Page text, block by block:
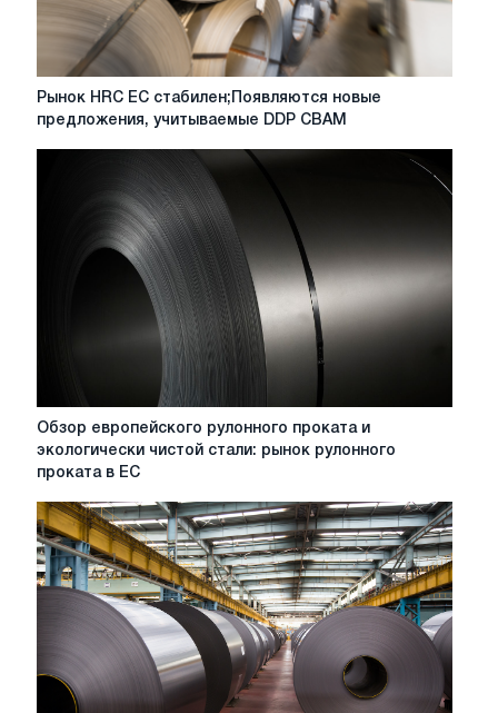
Рынок
стабилен;Появляются
предложения,
учитываемые
Рынок HRC ЕС стабилен;Появляются новые
предложения, учитываемые DDP CBAM
Обзор
рулонного
и
экологически
чистой
стали:
рулонного
в
Обзор европейского рулонного проката и
экологически чистой стали: рынок рулонного
проката в ЕС